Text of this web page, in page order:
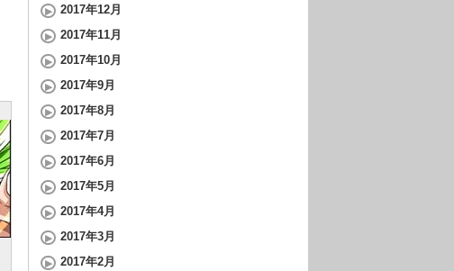
2017年12月
2017年11月
2017年10月
2017年9月
2017年8月
2017年7月
2017年6月
2017年5月
2017年4月
2017年3月
2017年2月